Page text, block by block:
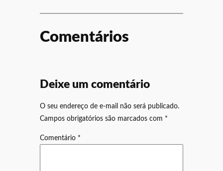
Comentários
Deixe um comentário
O seu endereço de e-mail não será publicado.
Campos obrigatórios são marcados com *
Comentário *